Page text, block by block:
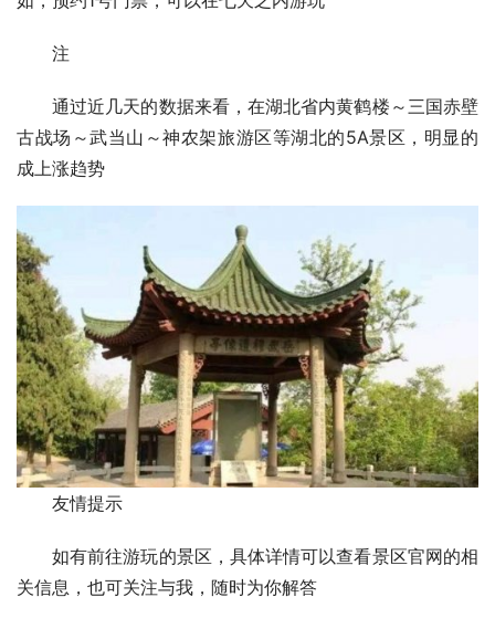
注
通过近几天的数据来看，在湖北省内黄鹤楼～三国赤壁
古战场～武当山～神农架旅游区等湖北的5A景区，明显的
成上涨趋势
友情提示
如有前往游玩的景区，具体详情可以查看景区官网的相
关信息，也可关注与我，随时为你解答